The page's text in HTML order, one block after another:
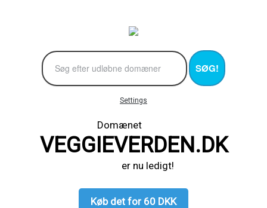
SØG!
Settings
Domænet
VEGGIEVERDEN.DK
er nu ledigt!
Køb det for 60 DKK